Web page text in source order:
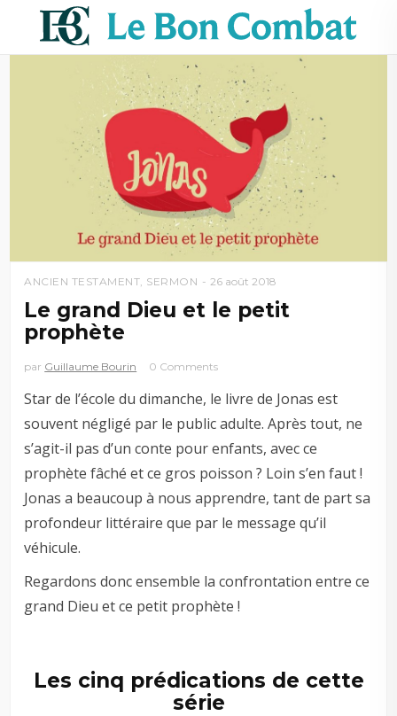
ANCIEN TESTAMENT SERMON 26 août 2018
Le grand Dieu et le petit
prophète
par Guillaume Bourin 0 Comments
Star de l’école du dimanche, le livre de Jonas est
souvent négligé par le public adulte. Après tout, ne
s’agit-il pas d’un conte pour enfants, avec ce
prophète fâché et ce gros poisson ? Loin s’en faut !
Jonas a beaucoup à nous apprendre, tant de part sa
profondeur littéraire que par le message qu’il
véhicule.
Regardons donc ensemble la confrontation entre ce
grand Dieu et ce petit prophète !
Les cinq prédications de cette
série